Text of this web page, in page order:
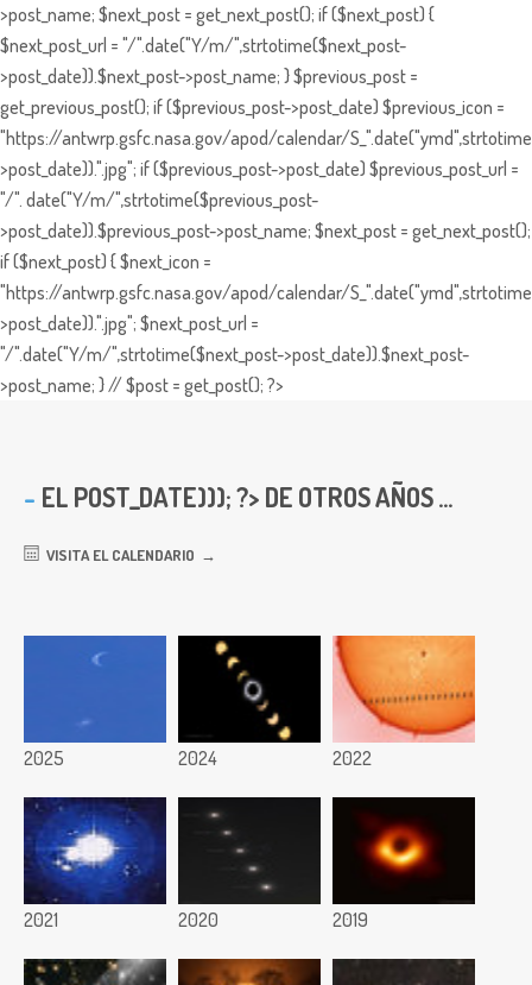
>post_name; $next_post = get_next_post(); if ($next_post) {
$next_post_url = "/".date("Y/m/",strtotime($next_post-
>post_date)).$next_post->post_name; } $previous_post =
get_previous_post(); if ($previous_post->post_date) $previous_icon =
"https://antwrp.gsfc.nasa.gov/apod/calendar/
>post_date)).".jpg"; if ($previous_post->post_date) $previous_post_url =
"/". date("Y/m/",strtotime($previous_post-
>post_date)).$previous_post->post_name; $next_post = get_next_post();
if ($next_post) { $next_icon =
"https://antwrp.gsfc.nasa.gov/apod/calendar/
>post_date)).".jpg"; $next_post_url =
"/".date("Y/m/",strtotime($next_post->post_date)).$next_post-
>post_name; } // $post = get_post(); ?>
EL POST_DATE))); ?> DE OTROS AÑOS ...
VISITA EL CALENDARIO
2025 2024 2022
2021 2020 2019